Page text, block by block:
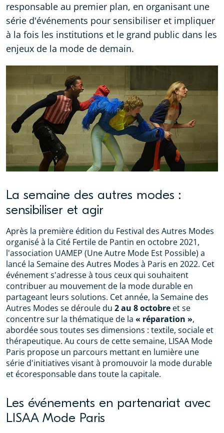
responsable au premier plan, en organisant une
série d'événements pour sensibiliser et impliquer
à la fois les institutions et le grand public dans les
enjeux de la mode de demain.
La semaine des autres modes :
sensibiliser et agir
Après la première édition du Festival des Autres Modes
organisé à la Cité Fertile de Pantin en octobre 2021,
l'association UAMEP (Une Autre Mode Est Possible) a
lancé la Semaine des Autres Modes à Paris en 2022. Cet
événement s'adresse à tous ceux qui souhaitent
contribuer au mouvement de la mode durable en
partageant leurs solutions. Cet année, la Semaine des
Autres Modes se déroule du 2 au 8 octobre et se
concentre sur la thématique de la « réparation »,
abordée sous toutes ses dimensions : textile, sociale et
thérapeutique. Au cours de cette semaine, LISAA Mode
Paris propose un parcours mettant en lumière une
série d'initiatives visant à promouvoir la mode durable
et écoresponsable dans toute la capitale.
Les événements en partenariat avec
LISAA Mode Paris